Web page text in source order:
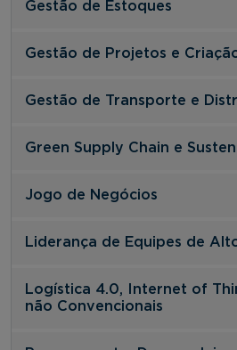
Gestão de Estoques
Gestão de Projetos e
Gestão de Transporte e
Green Supply Chain e
Jogo de Negócios
Liderança de Equipes de
Logística 4.0, Internet of
não Convencionais